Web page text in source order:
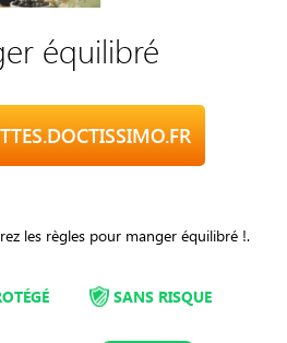
équilibré
les règles pour manger équilibré !.
SANS RISQUE